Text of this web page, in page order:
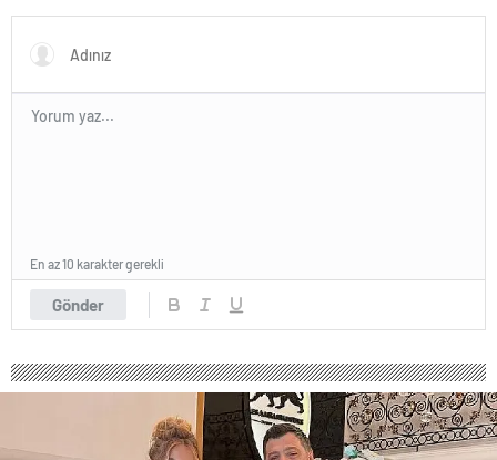
Tüm Bölümleri Şimdi
Gönder
En az 10 karakter gerekli